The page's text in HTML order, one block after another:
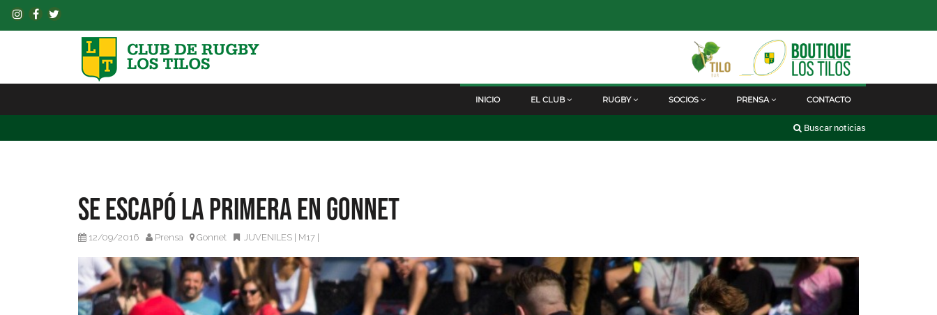
INICIO EL CLUB RUGBY SOCIOS PRENSA CONTACTO
Buscar noticias
Se escapó la primera en Gonnet
12/09/2016 Prensa Gonnet JUVENILES| M17|